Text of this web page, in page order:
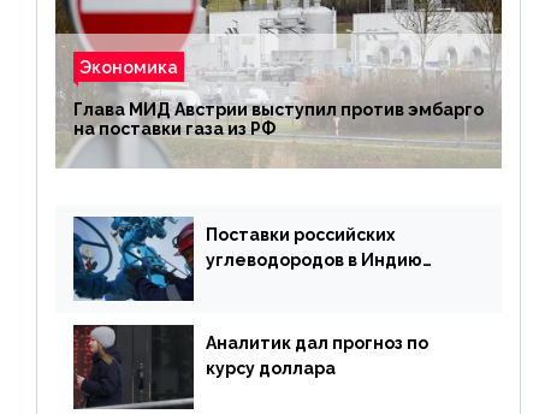
Экономика
Глава МИД Австрии выступил против эмбарго
на поставки газа из РФ
Поставки российских
углеводородов в Индию
Аналитик дал прогноз по
курсу доллара